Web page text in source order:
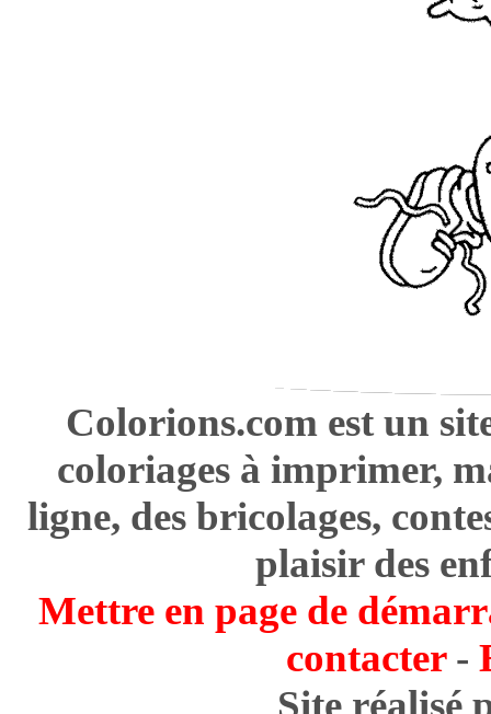
Colorions.com est un
coloriages à imprimer,
ligne, des bricolages,
plaisir des
Mettre en page de
contacter-
Site réalisé